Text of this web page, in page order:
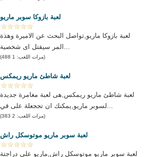
لعبة بازوكا سوبر ماريو
لعبة بازوكا ماريو,تواصل البحث عن الاميرة وهذة
(مرات اللعب: 1 488)
لعبة شاطئ ماريو ريمكس
لعبة شاطئ ماريو ريمكس,هى لعبة مغامرة جديدة
(مرات اللعب: 2 383)
لعبة سوبر ماريو موتوسكل راش
لعبة سوبر ماريو موتوسكل راش,ماريو على دراجتة